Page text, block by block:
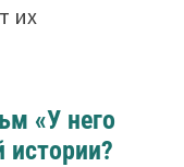
их
«У него
истории?